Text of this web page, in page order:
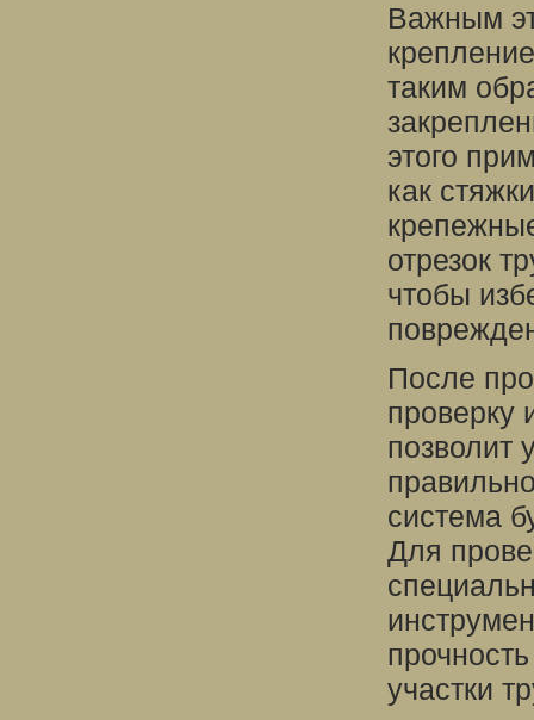
Важным
таким
этого
как
отрезок
чтобы
После
проверку
позволит
система
Для
участки